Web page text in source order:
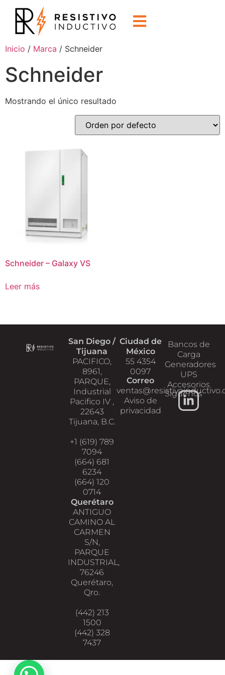
Inicio / Marca / Schneider
Schneider
Mostrando el único resultado
Schneider – Galaxy VS
Leer más
San Diego /
Tijuana
PACIFICO,
8961,
PARQUE,
Industrial
Pacifico IV ,
22643
Tijuana, B.C.
+1 (619) 789
7094
(664) 681
6234
(664) 120
0714
Querétaro
ANTIGUO
CAMINO AL
CARMEN
S/N,
PARQUE
INDUSTRIAL,
76246
Querétaro,
Qro.
(442) 213
1500
(442) 328
7437
Ciudad de
México
55 4354
0097
Correo
Aviso de
privacidad
Bancos de
Carga
Generadores
UPS
Accesorios
Siguenos